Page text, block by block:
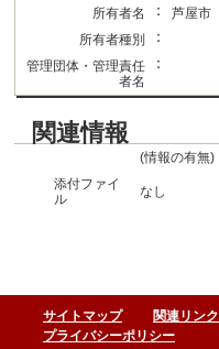
所有者名 ：
芦屋市
所有者種別
：
管理団体・管理責任
者名
：
関連情報
(情報の有無)
添付ファイ
ル
なし
サイトマップ 関連リンク
プライバシーポリシー